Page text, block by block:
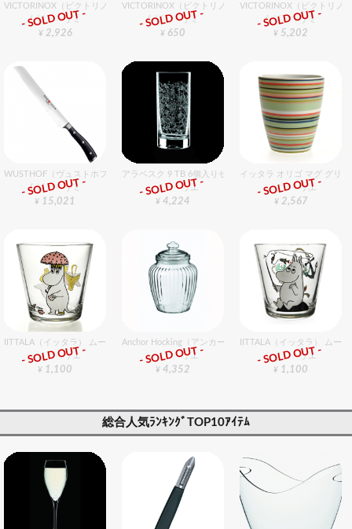
VICTORINOX（ビクトリノックス） シェフナイフ（牛刀）RD 19cm
包丁・ハサミ
¥ 2,926
- SOLD OUT -
VICTORINOX（ビクトリノックス） ペティーナイフ YL
包丁・ハサミ
¥ 650
- SOLD OUT -
VICTORINOX（ビクトリノ
包丁・ハサミ
¥ 5,202
- SOLD OUT -
WUSTHOF（ヴュストホフ） クラシックアイコン ブレッドナイフ（両刃） 23cm
包丁・ハサミ
¥ 15,021
- SOLD OUT -
アラベスク 9 TB 6個入りセット
グラスバリエ
¥ 4,224
- SOLD OUT -
イッタラ オリゴ マグ グリ
グラスバリエ
¥ 2,567
- SOLD OUT -
IITTALA（イッタラ） ムーミンタンブラー フローレン
グラスバリエ
¥ 1,100
- SOLD OUT -
Anchor Hocking（アンカーホッキング） オプティクスジ
グラスバリエ
¥ 4,352
- SOLD OUT -
IITTALA（イッタラ） ムー
グラスバリエ
¥ 1,100
- SOLD OUT -
総合人気ﾗﾝｷﾝｸﾞTOP10ｱｲﾃﾑ